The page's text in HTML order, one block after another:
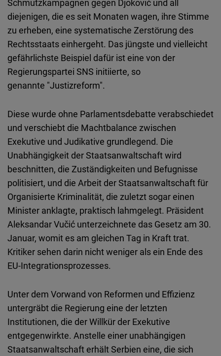
Schmutzkampagnen gegen Djoković und all
diejenigen, die es seit Monaten wagen, ihre Stimme
zu erheben, eine systematische Zerstörung des
Rechtsstaats einhergeht. Das jüngste und vielleicht
gefährlichste Beispiel dafür ist eine von der
Regierungspartei SNS initiierte, so
genannte "Justizreform".
Diese wurde ohne Parlamentsdebatte verabschiedet
und verschiebt die Machtbalance zwischen
Exekutive und Judikative grundlegend. Die
Unabhängigkeit der Staatsanwaltschaft wird
beschnitten, die Zuständigkeiten und Befugnisse
politisiert, und die Arbeit der Staatsanwaltschaft für
Organisierte Kriminalität, die zuletzt sogar einen
Minister anklagte, praktisch lahmgelegt. Präsident
Aleksandar Vučić unterzeichnete das Gesetz am 30.
Januar, womit es am gleichen Tag in Kraft trat.
Kritiker sehen darin nicht weniger als ein Ende des
EU-Integrationsprozesses.
Unter dem Vorwand von Reformen und Effizienz
untergräbt die Regierung eine der letzten
Institutionen, die der Willkür der Exekutive
entgegenwirkte. Anstelle einer unabhängigen
Staatsanwaltschaft erhält Serbien eine, die sich